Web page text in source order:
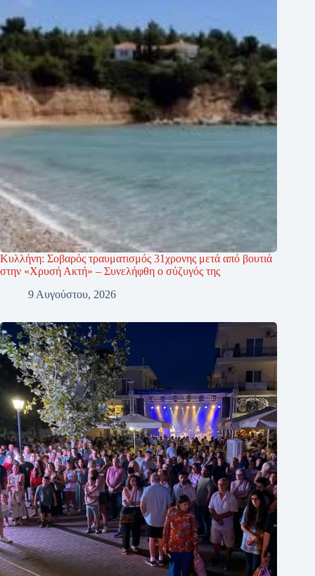
Κυλλήνη: Σοβαρός τραυματισμός 31χρονης μετά από βουτιά
στην «Χρυσή Ακτή» – Συνελήφθη ο σύζυγός της
9 Αυγούστου, 2026